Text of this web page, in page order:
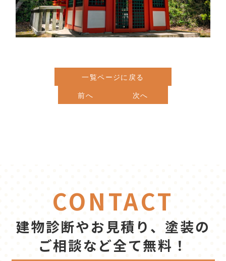
一覧ページに戻る
前へ
次へ
CONTACT
建物診断やお見積り、塗装の
ご相談など全て無料！